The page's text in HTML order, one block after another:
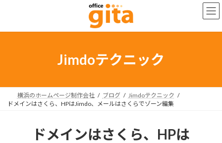
ン
ー
Jimdoテクニック
横浜のホームページ制作会社 ブログ
Jimdoテクニック
ドメインはさくら、HPはJimdo、メールはさくらでゾーン編集
ドメインはさくら、HPは